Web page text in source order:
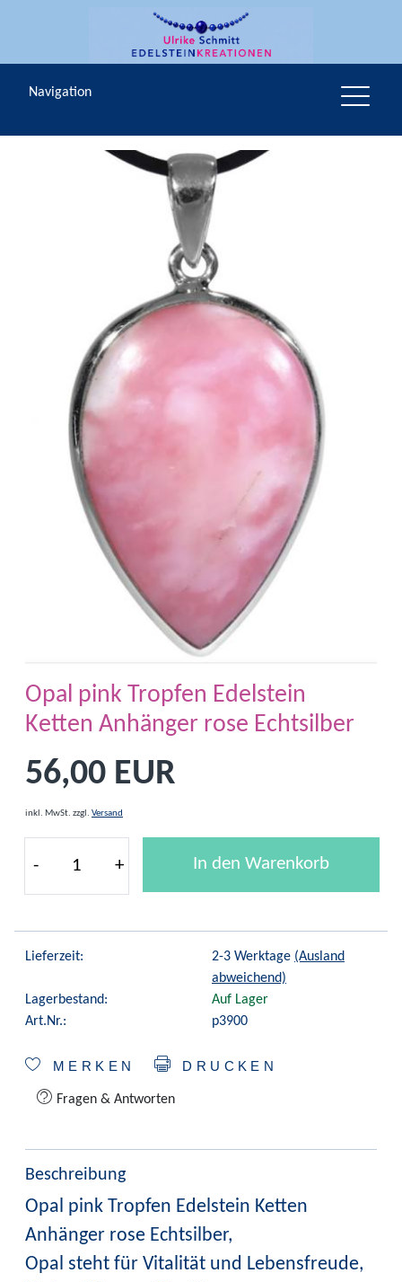
Navigation
Opal pink Tropfen Edelstein
Ketten Anhänger rose Echtsilber
56,00 EUR
inkl. MwSt. zzgl. Versand
- + In den Warenkorb
Lieferzeit: 2-3 Werktage (Ausland
abweichend)
Lagerbestand:
Auf Lager
Art.Nr.:
p3900
MERKEN DRUCKEN
Fragen & Antworten
Beschreibung
Opal pink Tropfen Edelstein Ketten
Anhänger rose Echtsilber,
Opal steht für Vitalität und Lebensfreude,